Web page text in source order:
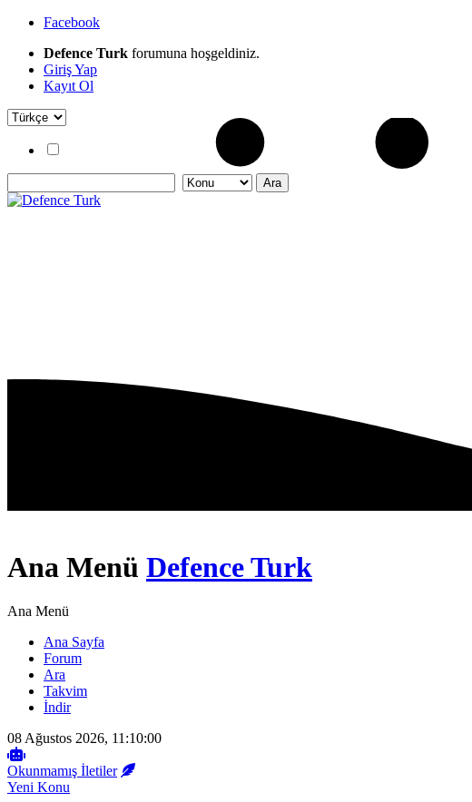
Facebook
Defence Turk forumuna hoşgeldiniz.
Giriş Yap
Kayıt Ol
Ana Menü Defence Turk
Ana Menü
Ana Sayfa
Forum
Ara
Takvim
İndir
08 Ağustos 2026, 11:10:00
Okunmamış İletiler
Yeni Konu